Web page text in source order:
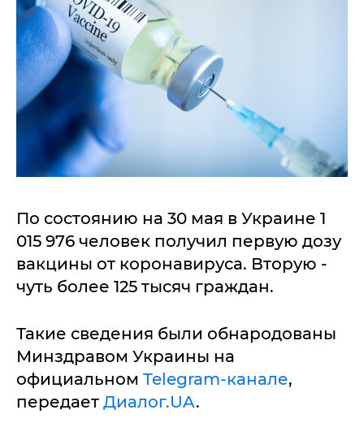
По состоянию на 30 мая в Украине 1
015 976 человек получил первую дозу
вакцины от коронавируса. Вторую -
чуть более 125 тысяч граждан.
Такие сведения были обнародованы
Минздравом Украины на
официальном Telegram-канале,
передает Диалог.UA.